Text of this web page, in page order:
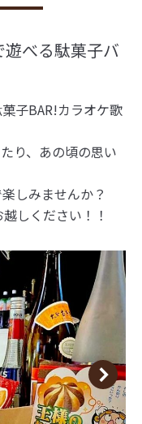
べる駄菓子バ
子BAR!カラオケ歌
り、あの頃の思い
しみませんか？
しください！！